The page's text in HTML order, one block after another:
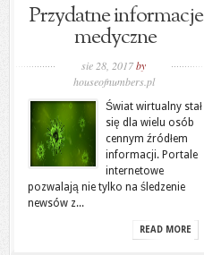
Przydatne informacje
medyczne
sie 28, 2017by
houseofnumbers.pl
Świat wirtualny stał
się dla wielu osób
cennym źródłem
informacji. Portale
internetowe
pozwalają nie tylko na śledzenie
newsów z...
READ MORE